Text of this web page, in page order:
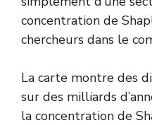
concentration de
chercheurs dans le
La carte montre des
sur des milliards
la concentration de